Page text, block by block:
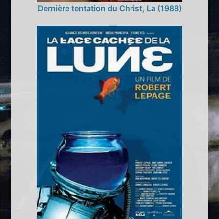
Dernière tentation du Christ, La (1988)